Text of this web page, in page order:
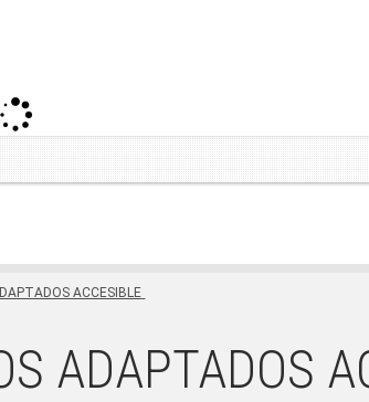
ACCESIBLE
ADAPTADOS